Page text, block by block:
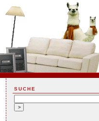
SUCHE